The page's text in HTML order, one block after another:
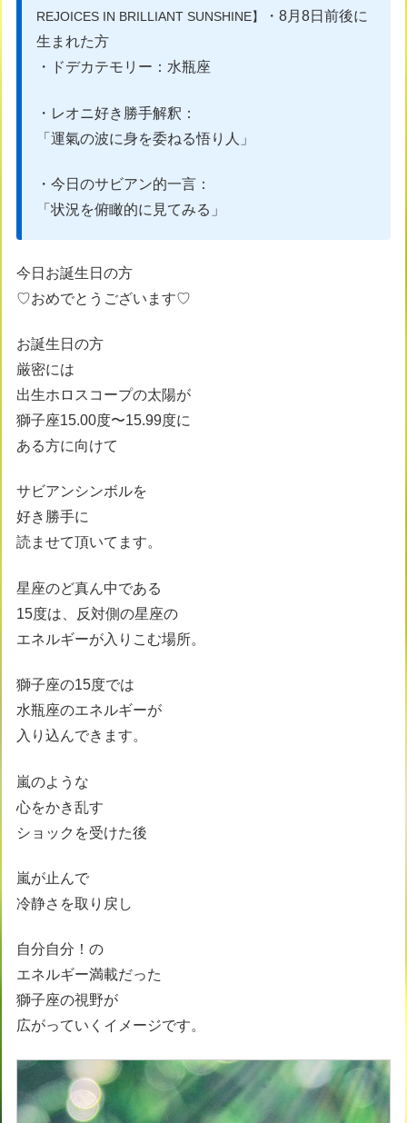
REJOICES IN BRILLIANT SUNSHINE】
・8月8日前後に
生まれた方
・ドデカテモリー：水瓶座
・レオニ好き勝手解釈：
「運氣の波に身を委ねる悟り人 」
・今日のサビアン的一言：
「状況を俯瞰的に見てみる」
今日お誕生日の方
♡おめでとうございます♡
お誕生日の方
厳密には
出生ホロスコープの太陽が
獅子座15.00度〜15.99度に
ある方に向けて
サビアンシンボルを
好き勝手に
読ませて頂いてます。
星座のど真ん中である
15度は、反対側の星座の
エネルギーが入りこむ場所。
獅子座の15度では
水瓶座のエネルギーが
入り込んできます。
嵐のような
心をかき乱す
ショックを受けた後
嵐が止んで
冷静さを取り戻し
自分自分！の
エネルギー満載だった
獅子座の視野が
広がっていくイメージです。